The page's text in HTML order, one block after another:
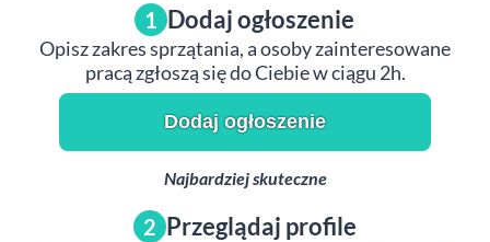
1 Dodaj ogłoszenie
Opisz zakres sprzątania, a osoby zainteresowane
pracą zgłoszą się do Ciebie w ciągu 2h.
Dodaj ogłoszenie
Najbardziej skuteczne
2 Przeglądaj profile